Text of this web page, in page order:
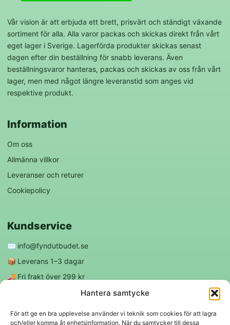
Hantera samtycke
För att ge en bra upplevelse använder vi teknik som cookies för att lagra
och/eller komma åt enhetsinformation. När du samtycker till dessa
Vår vision är att erbjuda ett brett, prisvärt och ständigt växande
sortiment för alla. Alla varor packas och skickas direkt från vårt
eget lager i Sverige. Lagerförda produkter skickas senast
dagen efter din beställning för snabb leverans. Även
beställningsvaror hanteras, packas och skickas av oss från vårt
lager, men med något längre leveranstid som anges vid
respektive produkt.
Information
Om oss
Allmänna villkor
Leveranser och returer
Cookiepolicy
Kundservice
✉️ info@fyndutbudet.se
📦 Leverans 1–3 dagar
🚚 Fri frakt över 299 kr